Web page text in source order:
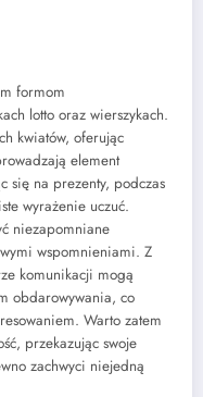
formom
lotto oraz wierszykach.
kwiatów, oferując
element
się na prezenty, podczas
wyrażenie uczuć.
niezapomniane
wspomnieniami. Z
komunikacji mogą
obdarowywania, co
Warto zatem
przekazując swoje
zachwyci niejedną